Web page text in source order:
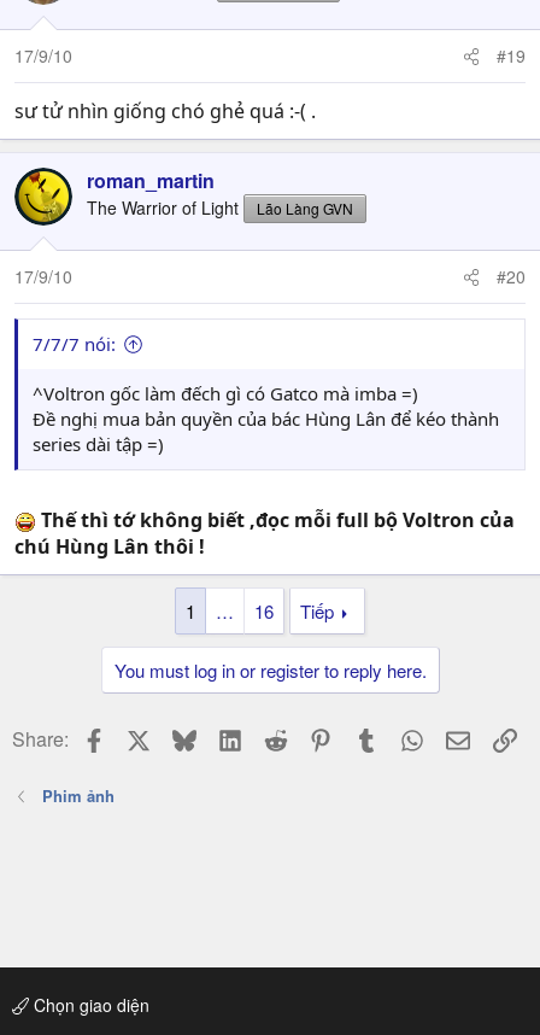
17/9/10 #19
sư tử nhìn giống chó ghẻ quá :-( .
roman_martin
The Warrior of Light Lão Làng GVN
17/9/10 #20
7/7/7 nói:
^Voltron gốc làm đếch gì có Gatco mà imba =)
Đề nghị mua bản quyền của bác Hùng Lân để kéo thành
series dài tập =)
Thế thì tớ không biết ,đọc mỗi full bộ Voltron của
chú Hùng Lân thôi !
1 … 16 Tiếp
You must log in or register to reply here.
Share: Facebook BlueskyLinkedIn
Reddit PinterestTumblr WhatsApp
Email
Phim ảnh
Chọn giao diện